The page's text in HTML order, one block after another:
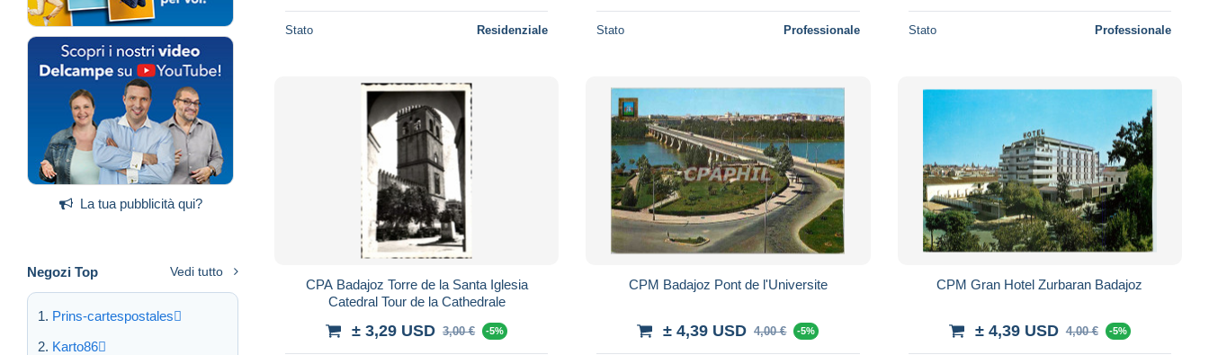
La tua pubblicità qui?
Negozi Top Vedi tutto
Prins-cartespostales
Karto86
Stato Residenziale Stato Professionale Stato Professionale
CPA Badajoz Torre de la Santa Iglesia
Catedral Tour de la Cathedrale
± 3,29 USD 3,00 € -5%
CPM Badajoz Pont de l'Universite
± 4,39 USD 4,00 € -5%
CPM Gran Hotel Zurbaran Badajoz
± 4,39 USD 4,00 € -5%